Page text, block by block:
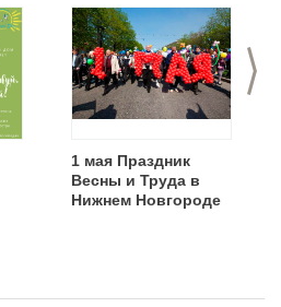
>
1 мая Праздник
Весны и Труда в
Нижнем Новгороде